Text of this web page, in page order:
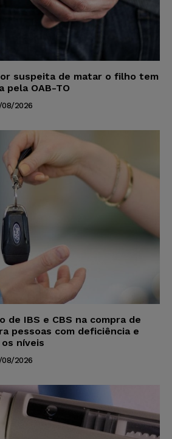
suspeita de matar o filho tem
pela OAB-TO
2026
de IBS e CBS na compra de
pessoas com deficiência e
níveis
2026